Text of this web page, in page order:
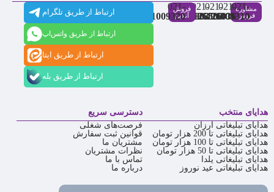
مشاوره
فروش
021-
91009310
021-
86126036
021-
86126506
021-
88537803
فروش
آنلاین
021-
91009320
ارتباط از طریق تلگرام
ارتباط از طریق واتس‌اپ
ارتباط از طریق ایتا
ارتباط از طریق بله
هدایای منتخب
هدایای تبلیغاتی ارزان
هدایای تبلیغاتی تا 200 هزار تومان
هدایای تبلیغاتی تا 100 هزار تومان
هدایای تبلیغاتی تا 50 هزار تومان
هدایای تبلیغاتی یلدا
هدایای تبلیغاتی عید نوروز
دسترسی سریع
فرصت‌های شغلی
قوانین ثبت سفارش
مشتریان ما
نظرات مشتریان
تماس با ما
درباره ما